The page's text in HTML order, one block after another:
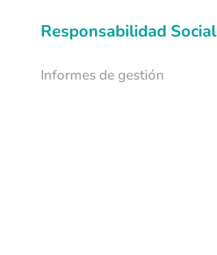
Responsabilidad Social
Informes de gestión